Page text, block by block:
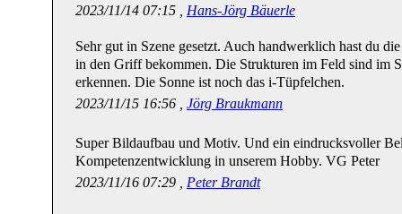
2023/11/14 07:15 , Hans-Jörg Bäuerle
Sehr gut in Szene gesetzt. Auch handwerklich hast du
in den Griff bekommen. Die Strukturen im Feld sind im
erkennen. Die Sonne ist noch das i-Tüpfelchen.
2023/11/15 16:56 , Jörg Braukmann
Super Bildaufbau und Motiv. Und ein eindrucksvoller
Kompetenzentwicklung in unserem Hobby. VG Peter
2023/11/16 07:29 , Peter Brandt